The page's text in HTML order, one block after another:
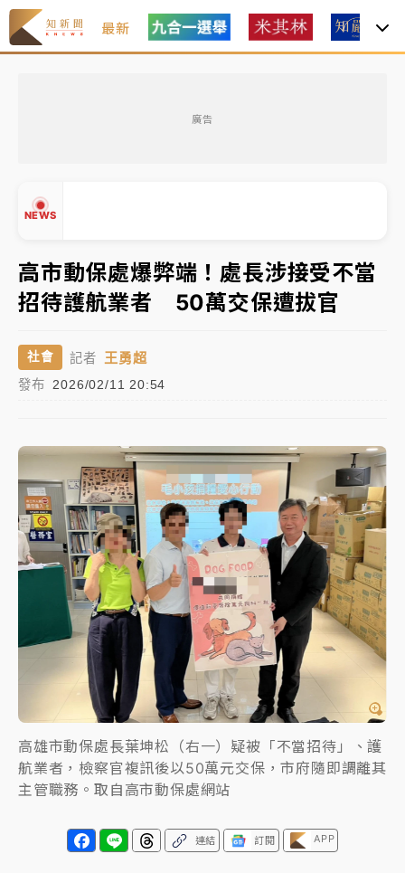
最新
廣告
NEWS
中信慈善基金會想增加董事人數！辜仲諒向法院聲請遭
駁 理由曝光
故宮《龍藏經》特展第2檔！今線上預約開賣一度塞車
周六起展出延長至晚上7時
台東農業處長涉圖利渡假村！東檢抗告成功 今重開羈
父親節泡湯了！中颱白海豚雨彈轟3天 「紅到發紫」降
雨熱區曝
女律師陳昱瑄詐慈濟10億！黃金158kg遭查扣畫面曝光
暑假過三周才推「E宿新北打卡趣」！抽獎程序複雜 觀
旅局回應了
中信慈善基金會想增加董事人數！辜仲諒向法院聲請遭
駁 理由曝光
故宮《龍藏經》特展第2檔！今線上預約開賣一度塞車
周六起展出延長至晚上7時
台東農業處長涉圖利渡假村！東檢抗告成功 今重開羈
押庭
父親節泡湯了！中颱白海豚雨彈轟3天 「紅到發紫」降
雨熱區曝
高市動保處爆弊端！處長涉接受不當
招待護航業者 50萬交保遭拔官
社會 記者 王勇超
發布 2026/02/11 20:54
高雄市動保處長葉坤松（右一）疑被「不當招待」、護
航業者，檢察官複訊後以50萬元交保，市府隨即調離其
主管職務。取自高市動保處網站
連結 訂閱 APP